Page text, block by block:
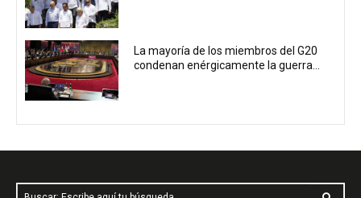
La mayoría de los miembros del G20
condenan enérgicamente la guerra...